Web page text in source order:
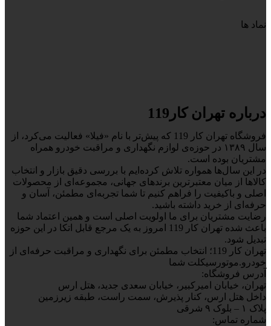
نماد ها
درباره تهران کار119
فروشگاه تهران کار 119 که پیش‌تر با نام «فیلا» فعالیت می‌کرد، از
سال ۱۳۸۹ در حوزه‌ی لوازم نگهداری و مراقبت خودرو همراه
مشتریان بوده است.
در این سال‌ها همواره تلاش کرده‌ایم با بررسی دقیق بازار و انتخاب
کالاها از میان معتبرترین برندهای جهانی، مجموعه‌ای از محصولات
اصلی و باکیفیت را فراهم کنیم تا شما تجربه‌ای مطمئن، آسان و
حرفه‌ای از خرید داشته باشید.
رضایت مشتریان برای ما اولویت اصلی است و همین اعتماد شما
باعث شده تهران کار 119 امروز به یک مرجع قابل اتکا در این حوزه
تبدیل شود.
تهران کار 119؛ انتخاب مطمئن برای نگهداری و مراقبت حرفه‌ای از
خودرو.موتورسیکلت شما
آدرس فروشگاه:
تهران، خیابان امیرکبیر، خیابان سعدی جدید، هتل ارس
داخل هتل ارس، کنار پذیرش، سمت راست، طبقه زیرزمین
پلاک ۱ – بلوک ۹ شرقی
شماره تماس: